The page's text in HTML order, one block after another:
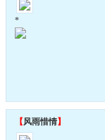
*
【风雨惜情】